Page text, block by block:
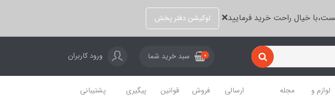
خیال راحت خرید فرمایید❌ لوکیشن دفتر پخش
0 سبد خرید شما ورود کاربران
لوازم و
مجله
ارسالی
فروش
قوانین
پیگیری
پشتیبانی